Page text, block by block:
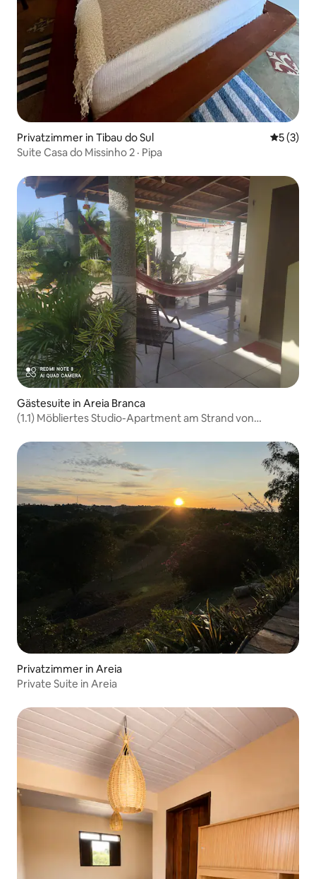
Privatzimmer in Tibau do Sul
5 (3)
Suite Casa do Missinho 2 · Pipa
Gästesuite in Areia Branca
(1.1) Möbliertes Studio-Apartment am Strand von
Privatzimmer in Areia
Private Suite in Areia